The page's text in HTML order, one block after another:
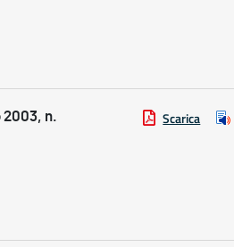
2003, n.
Scarica